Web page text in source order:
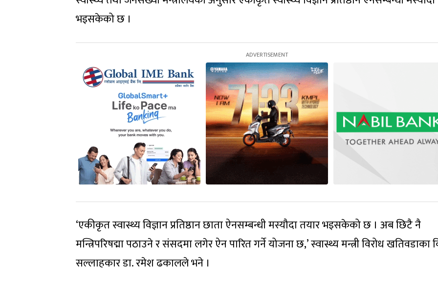
भइसकेको छ ।
‘एकीकृत स्वास्थ्य विज्ञान प्रतिष्ठान छाता ऐनसम्बन्धी मस्यौदा तयार भइसकेको छ । अब छिटै नै
मन्त्रिपरिषद्मा पठाउने र संसदमा लगेर ऐन पारित गर्ने योजना छ,’ स्वास्थ्य मन्त्री विरोध खतिवडाका
सल्लाहकार डा. रमेश ढकालले भने ।